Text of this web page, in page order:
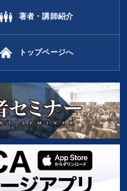
著者・講師紹介
トップページへ